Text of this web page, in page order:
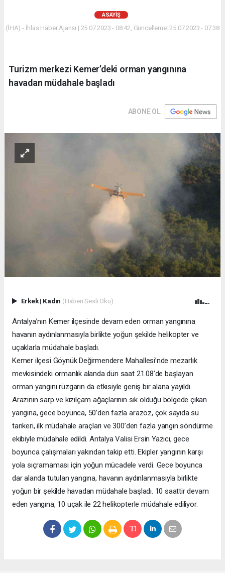
ASAYIŞ
(İHA) - İhlas Haber Ajansı | 25.07.2023 - 08:42, Güncelleme: 25.07.2023 - 07:38
Turizm merkezi Kemer’deki orman yangınına
havadan müdahale başladı
ABONE OL
Erkek| Kadın (Haberi Sesli Oku)
Antalya’nın Kemer ilçesinde devam eden orman yangınına
havanın aydınlanmasıyla birlikte yoğun şekilde helikopter ve
uçaklarla müdahale başladı.
Kemer ilçesi Göynük Değirmendere Mahallesi’nde mezarlık
mevkisindeki ormanlık alanda dün saat 21.08’de başlayan
orman yangını rüzgarın da etkisiyle geniş bir alana yayıldı.
Arazinin sarp ve kızılçam ağaçlarının sık olduğu bölgede çıkan
yangına, gece boyunca, 50’den fazla arazöz, çok sayıda su
tankeri, ilk müdahale araçları ve 300’den fazla yangın söndürme
ekibiyle müdahale edildi. Antalya Valisi Ersin Yazıcı, gece
boyunca çalışmaları yakından takip etti. Ekipler yangının karşı
yola sıçramaması için yoğun mücadele verdi. Gece boyunca
dar alanda tutulan yangına, havanın aydınlanmasıyla birlikte
yoğun bir şekilde havadan müdahale başladı. 10 saattir devam
eden yangına, 10 uçak ile 22 helikopterle müdahale ediliyor.